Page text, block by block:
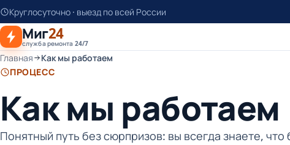
К
основному
контенту
Круглосуточно · выезд по всей России
Миг24
служба ремонта 24/7
Главная
Как мы работаем
ПРОЦЕСС
Как мы работаем
Понятный путь без сюрпризов: вы всегда знаете, что